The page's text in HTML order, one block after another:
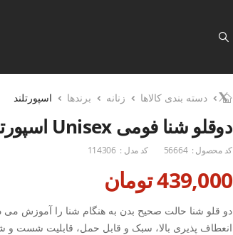
دسته بندی کالاها زنانه برندها اسپورتلند
دوقلو شنا فومی Unisex اسپورتلند Marlow U
کد محصول : 56664 کد مدل : 114306
439,000 تومان
دو قلو شنا حالت صحیح بدن به هنگام شنا را آموزش
انعطاف پذیری بالا، سبک و قابل حمل، قابلیت شست و